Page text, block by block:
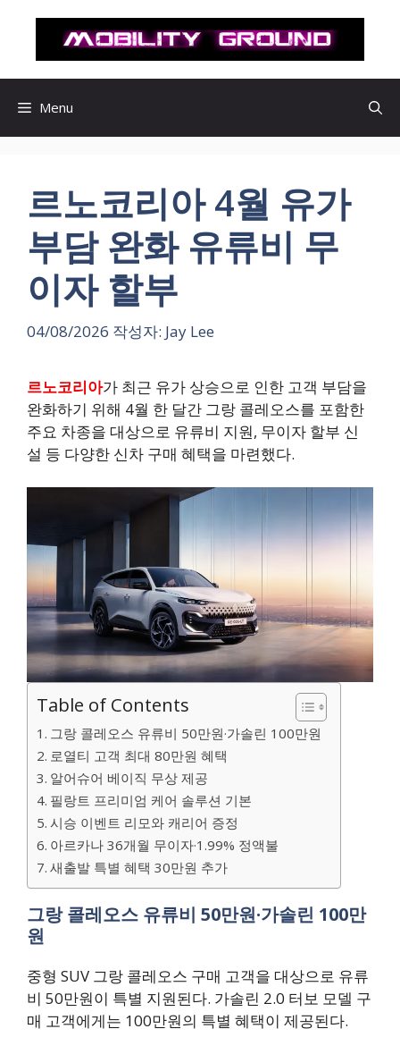
로
Menu
르노코리아 4월 유가
부담 완화 유류비 무
이자 할부
04/08/2026 작성자: Jay Lee
르노코리아가 최근 유가 상승으로 인한 고객 부담을
완화하기 위해 4월 한 달간 그랑 콜레오스를 포함한
주요 차종을 대상으로 유류비 지원, 무이자 할부 신
설 등 다양한 신차 구매 혜택을 마련했다.
Table of Contents
그랑 콜레오스 유류비 50만원·가솔린 100만원
로열티 고객 최대 80만원 혜택
알어슈어 베이직 무상 제공
필랑트 프리미엄 케어 솔루션 기본
시승 이벤트 리모와 캐리어 증정
아르카나 36개월 무이자·1.99% 정액불
새출발 특별 혜택 30만원 추가
그랑 콜레오스 유류비 50만원·가솔린 100만
원
중형 SUV 그랑 콜레오스 구매 고객을 대상으로 유류
비 50만원이 특별 지원된다. 가솔린 2.0 터보 모델 구
매 고객에게는 100만원의 특별 혜택이 제공된다.